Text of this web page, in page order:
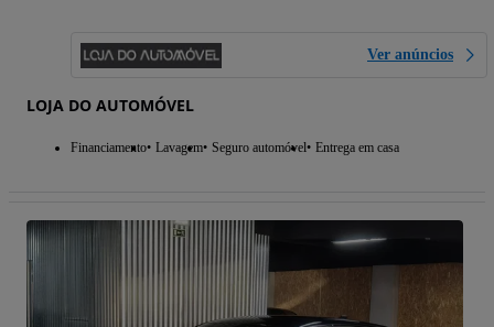
Ver anúncios
LOJA DO AUTOMÓVEL
Financiamento Lavagem Seguro automóvel Entrega em casa